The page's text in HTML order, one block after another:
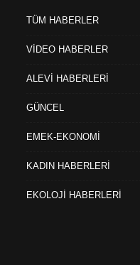
TÜM HABERLER
VİDEO HABERLER
ALEVİ HABERLERİ
GÜNCEL
EMEK-EKONOMİ
KADIN HABERLERİ
EKOLOJİ HABERLERİ